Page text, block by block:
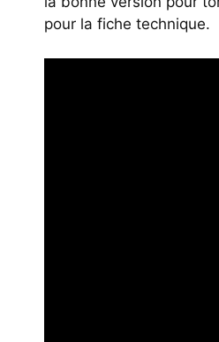
pour la fiche technique.